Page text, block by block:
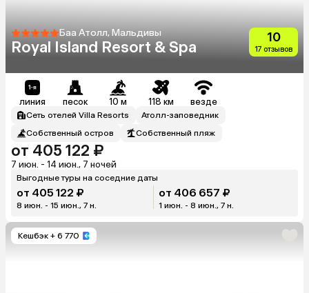
Баа Атолл, Мальдивы
Royal Island Resort & Spa
10
17 отзывов
линия песок 10 м 118 км везде
Сеть отелей Villa Resorts
Атолл-заповедник
Собственный остров
Собственный пляж
от 405 122 ₽
7 июн. - 14 июн., 7 ночей
Выгодные туры на соседние даты
от 405 122 ₽
8 июн. - 15 июн., 7 н.
от 406 657 ₽
1 июн. - 8 июн., 7 н.
Кешбэк + 6 770